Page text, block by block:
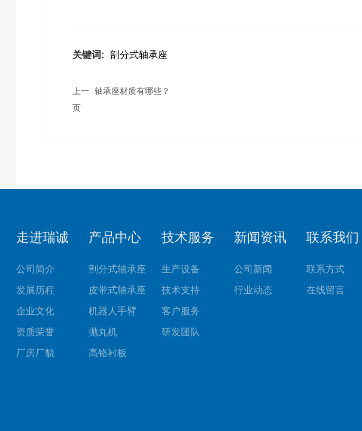
关键词: 剖分式轴承座
上一
页
轴承座材质有哪些？
走进瑞诚
公司简介
发展历程
企业文化
资质荣誉
厂房厂貌
产品中心
剖分式轴承座
皮带式轴承座
机器人手臂
抛丸机
高铬衬板
技术服务
生产设备
技术支持
客户服务
研发团队
新闻资讯
公司新闻
行业动态
联系我们
联系方式
在线留言